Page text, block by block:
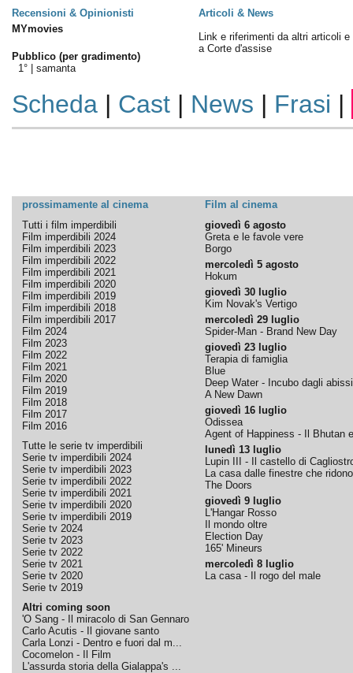
Recensioni & Opinionisti
Articoli & News
MYmovies
Pubblico (per gradimento)
1° | samanta
Link e riferimenti da altri articoli e
a Corte d'assise
Scheda| Cast| News | Frasi |
prossimamente al cinema
Film al cinema
Tutti i film imperdibili
Film imperdibili 2024
Film imperdibili 2023
Film imperdibili 2022
Film imperdibili 2021
Film imperdibili 2020
Film imperdibili 2019
Film imperdibili 2018
Film imperdibili 2017
Film 2024
Film 2023
Film 2022
Film 2021
Film 2020
Film 2019
Film 2018
Film 2017
Film 2016
Tutte le serie tv imperdibili
Serie tv imperdibili 2024
Serie tv imperdibili 2023
Serie tv imperdibili 2022
Serie tv imperdibili 2021
Serie tv imperdibili 2020
Serie tv imperdibili 2019
Serie tv 2024
Serie tv 2023
Serie tv 2022
Serie tv 2021
Serie tv 2020
Serie tv 2019
Altri coming soon
'O Sang - Il miracolo di San Gennaro
Carlo Acutis - Il giovane santo
Carla Lonzi - Dentro e fuori dal m...
Cocomelon - Il Film
L'assurda storia della Gialappa's ...
giovedì 6 agosto
Greta e le favole vere
Borgo
mercoledì 5 agosto
Hokum
giovedì 30 luglio
Kim Novak's Vertigo
mercoledì 29 luglio
Spider-Man - Brand New Day
giovedì 23 luglio
Terapia di famiglia
Blue
Deep Water - Incubo dagli abissi
A New Dawn
giovedì 16 luglio
Odissea
Agent of Happiness - Il Bhutan
lunedì 13 luglio
Lupin III - Il castello di
La casa dalle finestre che ridono
The Doors
giovedì 9 luglio
L'Hangar Rosso
Il mondo oltre
Election Day
165' Mineurs
mercoledì 8 luglio
La casa - Il rogo del male